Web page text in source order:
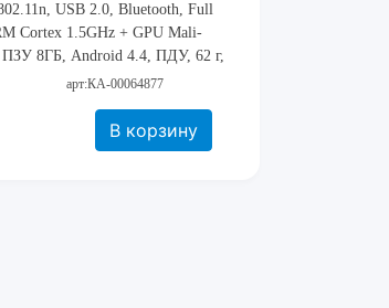
USB 2.0, Bluetooth, Full
Cortex 1.5GHz + GPU Mali-
8ГБ, Android 4.4, ПДУ, 62 г,
CS805 ]арт:КА-00064877
В корзину